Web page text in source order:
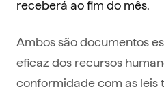
receberá ao fim do mês.
Ambos são documentos
eficaz dos recursos
conformidade com as leis